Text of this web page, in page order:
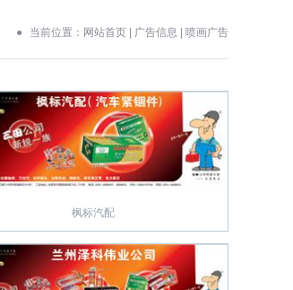
当前位置： 网站首页 广告信息 | 喷画广告
枫标汽配